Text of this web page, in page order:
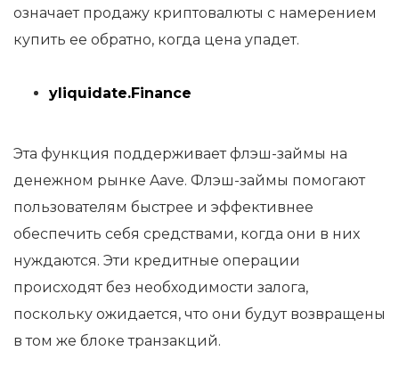
означает продажу криптовалюты с намерением
купить ее обратно, когда цена упадет.
yliquidate.Finance
Эта функция поддерживает флэш-займы на
денежном рынке Aave. Флэш-займы помогают
пользователям быстрее и эффективнее
обеспечить себя средствами, когда они в них
нуждаются. Эти кредитные операции
происходят без необходимости залога,
поскольку ожидается, что они будут возвращены
в том же блоке транзакций.